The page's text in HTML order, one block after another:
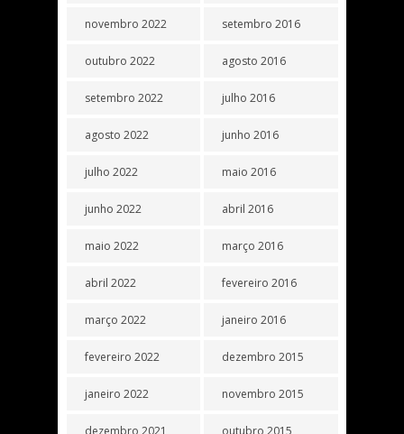
novembro 2022
outubro 2022
setembro 2022
agosto 2022
julho 2022
junho 2022
maio 2022
abril 2022
março 2022
fevereiro 2022
janeiro 2022
dezembro 2021
setembro 2016
agosto 2016
julho 2016
junho 2016
maio 2016
abril 2016
março 2016
fevereiro 2016
janeiro 2016
dezembro 2015
novembro 2015
outubro 2015